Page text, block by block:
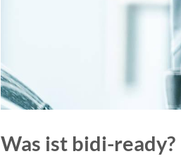
Was ist bidi-ready?